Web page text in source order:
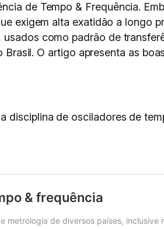
de Tempo & Frequência.
exigem alta exatidão a longo
como padrão de
O artigo apresenta as
disciplina de osciladores de